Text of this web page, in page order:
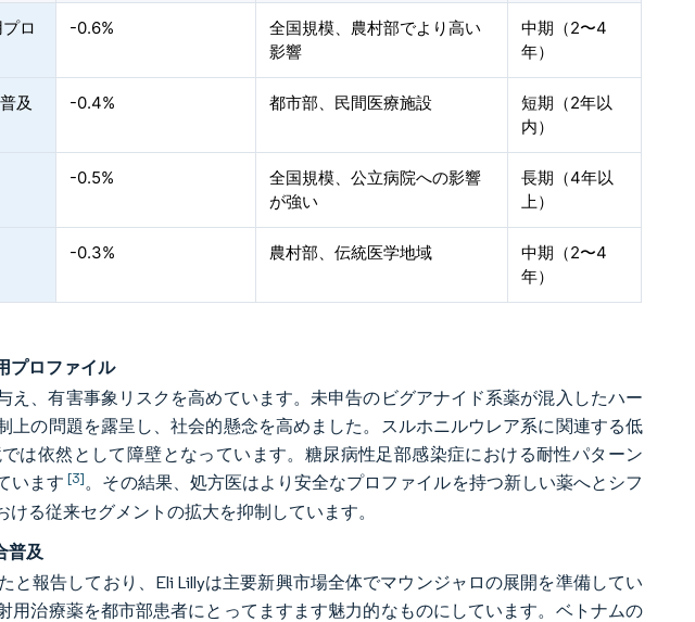
ロ
-0.6%
全国規模、農村部でより高い
影響
中期（2〜4
年）
及 -0.4% 都市部、民間医療施設
短期（2年以
内）
-0.5%
全国規模、公立病院への影響
が強い
長期（4年以
上）
-0.3% 農村部、伝統医学地域
中期（2〜4
年）
プロファイル
え、有害事象リスクを高めています。未申告のビグアナイド系薬が混入したハー
上の問題を露呈し、社会的懸念を高めました。スルホニルウレア系に関連する低
は依然として障壁となっています。糖尿病性足部感染症における耐性パターン
います[3]。その結果、処方医はより安全なプロファイルを持つ新しい薬へとシフ
る従来セグメントの拡大を抑制しています。
普及
と報告しており、Eli Lillyは主要新興市場全体でマウンジャロの展開を準備してい
用治療薬を都市部患者にとってますます魅力的なものにしています。ベトナムの